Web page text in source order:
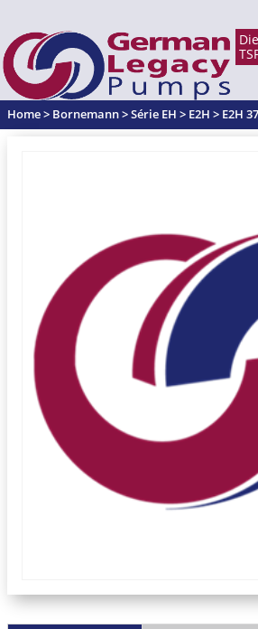
Home> Bornemann>Série EH > E2H > E2H